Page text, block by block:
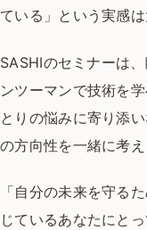
ている」という実感
SASHIのセミナーは
ンツーマンで技術を
とりの悩みに寄り添い
の方向性を一緒に考え
「自分の未来を守る
じているあなたにとっ